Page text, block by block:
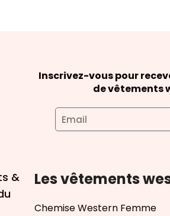
Inscrivez-vous pour
de vêtements
&
Les vêtements
Chemise Western Femme